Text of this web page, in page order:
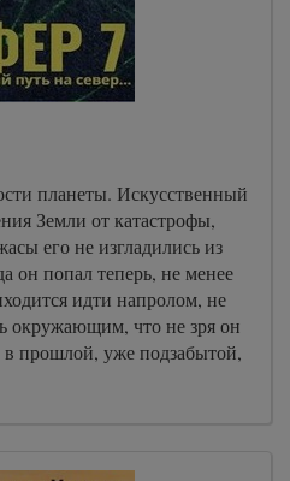
планеты. Искусственный
Земли от катастрофы,
его не изгладились из
он попал теперь, не менее
идти напролом, не
окружающим, что не зря он
прошлой, уже подзабытой,